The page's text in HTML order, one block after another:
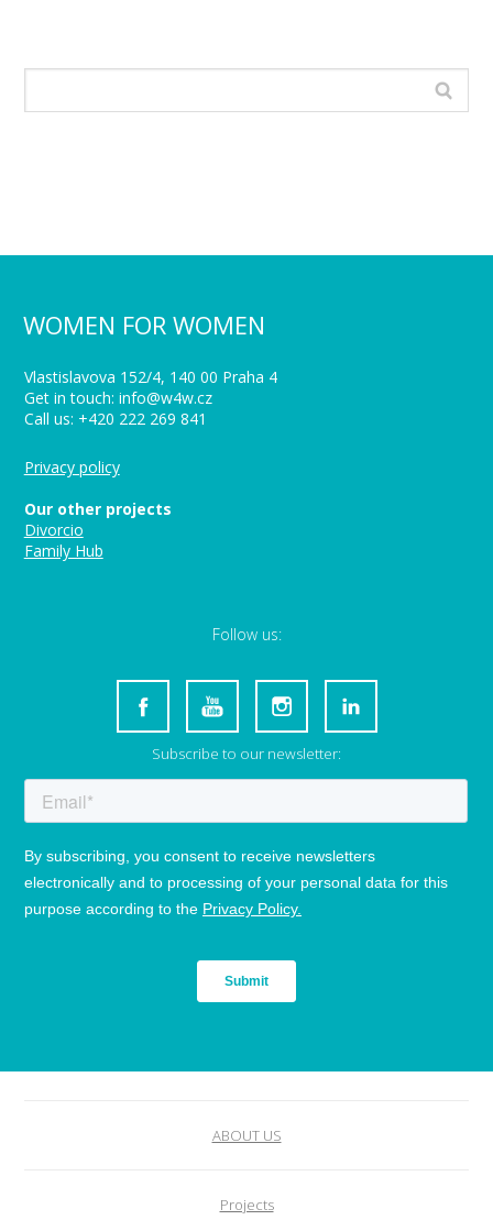
WOMEN FOR WOMEN
Vlastislavova 152/4, 140 00 Praha 4
Get in touch: info@w4w.cz
Call us: +420 222 269 841
Privacy policy
Our other projects
Divorcio
Family Hub
Follow us:
Subscribe to our newsletter:
ABOUT US
Projects